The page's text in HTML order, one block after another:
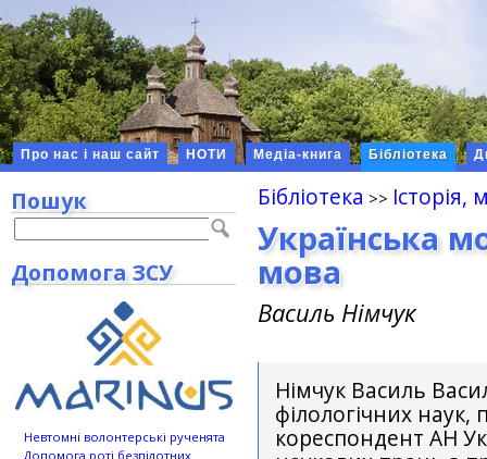
Про нас і наш сайт НОТИ Медіа-книга Бібліотека
Бібліотека Історія,
Українська
мова
Василь Німчук
Німчук Василь
філологічних
кореспондент АН
Пошук
Допомога ЗСУ
Невтомні волонтерські рученята
Допомога роті безпілотних